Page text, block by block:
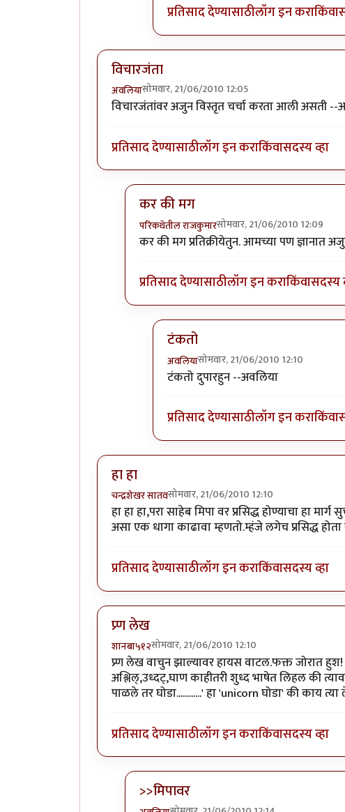
प्रतिसाद देण्यासाठीलॉग इन कराकिंवा
विचारजंता
अवलियासोमवार, 21/06/2010 12:05
विचारजंतांवर अजुन विस्तृत चर्चा करता आली असती --
प्रतिसाद देण्यासाठीलॉग इन कराकिंवासदस्य व्हा
कर की मग
परिकथेतील राजकुमारसोमवार, 21/06/2010 12:09
In reply toविचारजंताbyअवलिया
कर की मग प्रतिक्रीयेतुन. आमच्या पण ज्ञानात
प्रतिसाद देण्यासाठीलॉग इन कराकिंवासदस्य
टंकतो
अवलियासोमवार, 21/06/2010 12:10
In reply toकर की मगby
टंकतो दुपारहुन --अवलिया
प्रतिसाद देण्यासाठीलॉग इन कराकिंवा
हा हा
चन्द्रशेखर सातवसोमवार, 21/06/2010 12:10
हा हा हा,परा साहेब मिपा वर प्रसिद्ध होण्याचा हा
असा एक धागा काढावा म्हणतो.म्हंजे लगेच प्रसिद्ध
प्रतिसाद देण्यासाठीलॉग इन कराकिंवासदस्य व्हा
प्र्ण लेख
शानबा५१२सोमवार, 21/06/2010 12:10
प्र्ण लेख वाचुन झाल्यावर हायस वाटल.फक्त जोरात
अश्लिल्,उध्दट्,घाण काहीतरी शुध्द भाषेत लिहल की
पाळले तर घोडा............' हा 'unicorn घोडा' की काय
प्रतिसाद देण्यासाठीलॉग इन कराकिंवासदस्य व्हा
>>मिपावर